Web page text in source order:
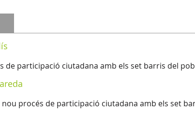
de participació ciutadana amb els set barris del
nou procés de participació ciutadana amb els set